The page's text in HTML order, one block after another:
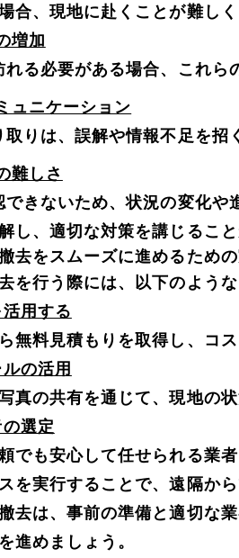
合、現地に赴くことが難し
増加
る必要がある場合、これら
ュニケーション
りは、誤解や情報不足を招
難しさ
きないため、状況の変化や
し、適切な対策を講じること
去をスムーズに進めるため
を行う際には、以下のよう
用する
無料見積もりを取得し、コ
の活用
真の共有を通じて、現地の
選定
でも安心して任せられる業
を実行することで、遠隔か
去は、事前の準備と適切な
進めましょう。